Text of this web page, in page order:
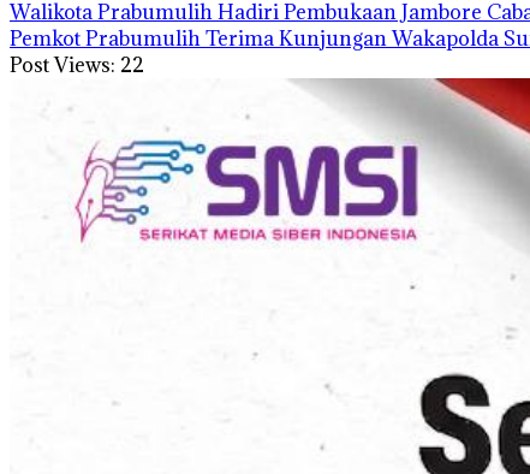
Walikota Prabumulih Hadiri Pembukaan Jambore
Pemkot Prabumulih Terima Kunjungan Wakapolda
Post Views: 22